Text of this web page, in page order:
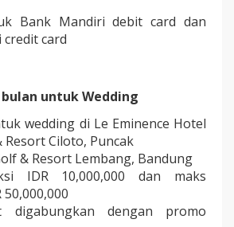
Bank Mandiri debit card dan
card
bulan untuk Wedding
wedding di Le Eminence Hotel
Resort Ciloto, Puncak
& Resort Lembang, Bandung
IDR 10,000,000 dan maks
digabungkan dengan promo